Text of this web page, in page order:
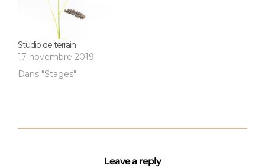
la macro et le paysage
car légère et peu
encombrante (c'est…
Studio de terrain
17 novembre 2019
Dans "Stages"
Leave a reply